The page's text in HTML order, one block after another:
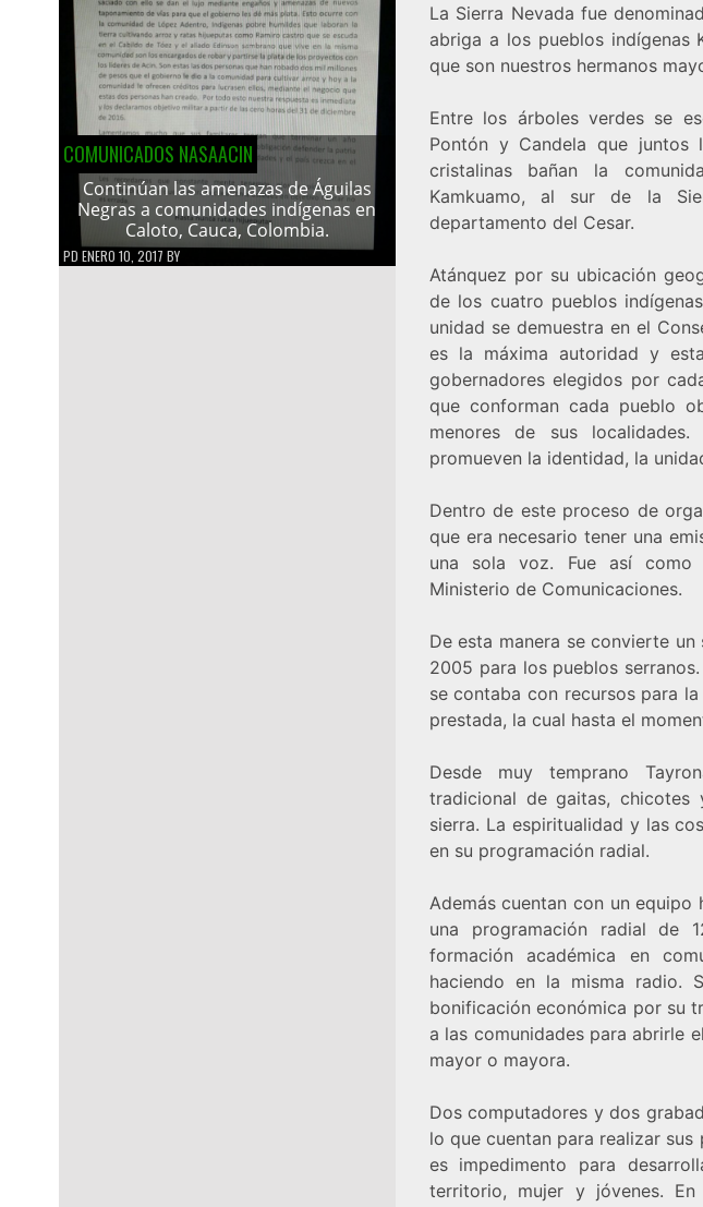
COMUNICADOS NASAACIN
Continúan las amenazas de Águilas
Negras a comunidades indígenas en
Caloto, Cauca, Colombia.
PD ENERO 10, 2017 BY
La Sierra Nevada fue
abriga a los pueblos indígenas
que son nuestros hermanos
Entre los árboles verdes se
Pontón y Candela que
cristalinas bañan la
Kamkuamo, al sur de la
departamento del Cesar.
Atánquez por su ubicación
de los cuatro pueblos
unidad se demuestra en el
es la máxima autoridad y
gobernadores elegidos por
que conforman cada pueblo
menores de sus
promueven la identidad, la
Dentro de este proceso de
que era necesario tener una
una sola voz. Fue así como
Ministerio de Comunicaciones.
De esta manera se convierte
2005 para los pueblos
se contaba con recursos para
prestada, la cual hasta el
Desde muy temprano
tradicional de gaitas,
sierra. La espiritualidad y las
en su programación radial.
Además cuentan con un equipo
una programación radial de
formación académica en
haciendo en la misma radio.
bonificación económica por su
a las comunidades para abrirle
mayor o mayora.
Dos computadores y dos
lo que cuentan para realizar
es impedimento para
territorio, mujer y jóvenes.